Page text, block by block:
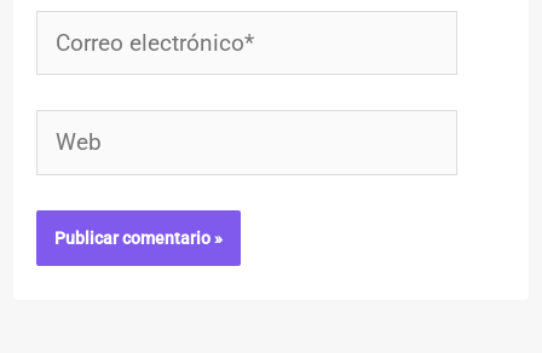
Correo
electrónico*
Web